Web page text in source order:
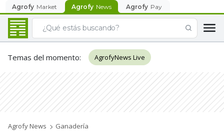
Agrofy Market Agrofy News Agrofy Pay
Temas del momento: AgrofyNews Live
Agrofy News Ganadería